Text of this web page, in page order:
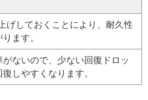
げしておくことにより、耐久性
ます。
がないので、少ない回復ドロッ
しやすくなります。